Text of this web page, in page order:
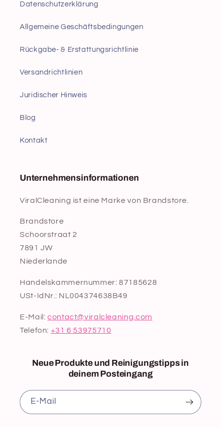
Datenschutzerklärung
Allgemeine Geschäftsbedingungen
Rückgabe- & Erstattungsrichtlinie
Versandrichtlinien
Juridischer Hinweis
Blog
Kontakt
Unternehmensinformationen
ViralCleaning ist eine Marke von Brandstore.
Brandstore
Schoorstraat 2
7891 JW
Niederlande
Handelskammernummer: 87185628
USt-IdNr.: NL004374638B49
E-Mail:contact@viralcleaning.com
Telefon: +31 6 53975710
Neue Produkte und Reinigungstipps in
deinem Posteingang
E‑Mail